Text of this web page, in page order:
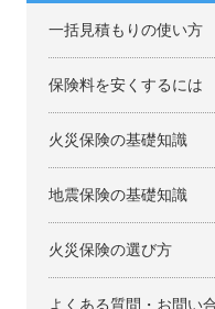
一括見積もりの使い方
保険料を安くするには
火災保険の基礎知識
地震保険の基礎知識
火災保険の選び方
よくある質問・お問い